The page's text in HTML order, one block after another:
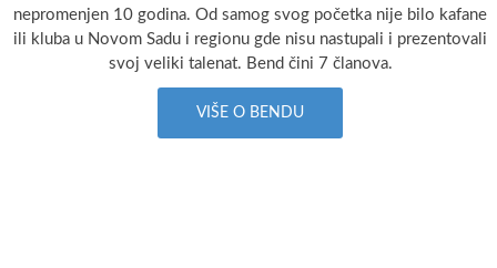
nepromenjen 10 godina. Od samog svog početka nije bilo kafane
ili kluba u Novom Sadu i regionu gde nisu nastupali i prezentovali
svoj veliki talenat. Bend čini 7 članova.
VIŠE O BENDU